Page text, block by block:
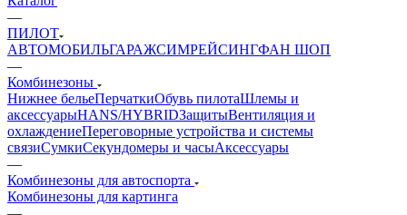
—
ПИЛОТ
АВТОМОБИЛЬГАРАЖСИМРЕЙСИНГФАН ШОП
—
Комбинезоны
Нижнее бельеПерчаткиОбувь пилотаШлемы и
аксессуарыHANS/HYBRIDЗащитыВентиляция и
охлаждениеПереговорные устройства и системы
связиСумкиСекундомеры и часыАксессуары
—
Комбинезоны для автоспорта
Комбинезоны для картинга